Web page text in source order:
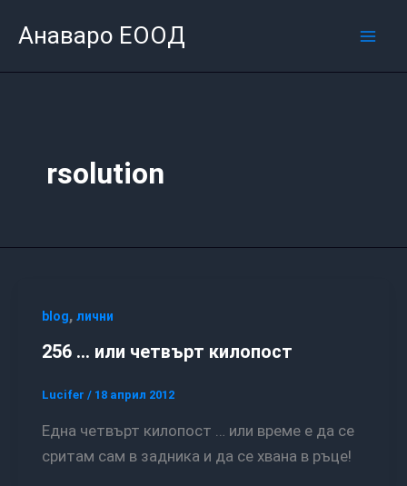
Анаваро ЕООД
rsolution
blog, лични
256 … или четвърт килопост
Lucifer / 18 април 2012
Една четвърт килопост … или време е да се
сритам сам в задника и да се хвана в ръце!